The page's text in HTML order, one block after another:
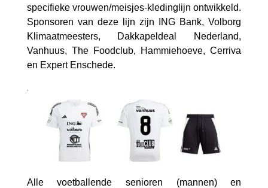
specifieke vrouwen/meisjes-kledinglijn ontwikkeld.
Sponsoren van deze lijn zijn ING Bank, Volborg
Klimaatmeesters, Dakkapeldeal Nederland,
Vanhuus, The Foodclub, Hammiehoeve, Cerriva
en Expert Enschede.
.
Alle voetballende senioren (mannen) en